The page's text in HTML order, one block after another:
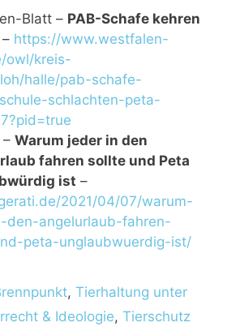
Blatt – PAB-Schafe kehren
– https://www.westfalen-
owl/kreis-
halle/pab-schafe-
schlachten-peta-
– Warum jeder in den
fahren sollte und Peta
ist –
2021/04/07/warum-
den-angelurlaub-fahren-
peta-unglaubwuerdig-ist/
,Tierhaltung unter
& Ideologie, Tierschutz